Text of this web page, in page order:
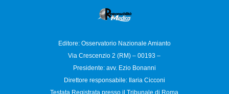
Editore: Osservatorio Nazionale Amianto
Via Crescenzio 2 (RM) – 00193 –
Presidente: avv. Ezio Bonanni
Direttore responsabile:
Ilaria Cicconi